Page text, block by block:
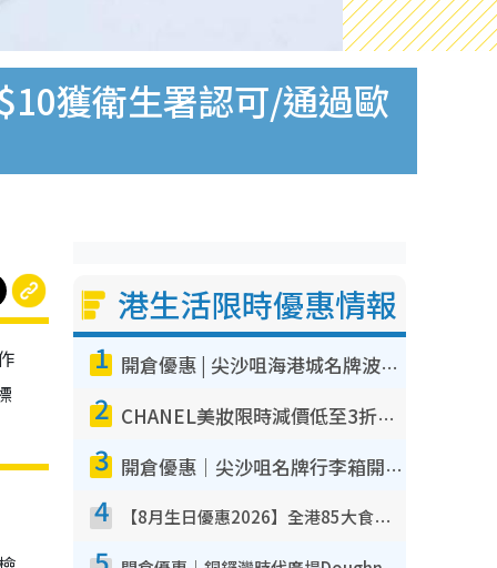
獲衛生署認可/通過歐
港生活限時優惠情報
1 開倉優惠 | 尖沙咀海港城名牌波鞋開倉低至1折！On鞋$899起／Joy&Peace鞋履$98起
2 CHANEL美妝限時減價低至3折！人氣粉底/唇膏/精華液低至$275！COCO香水都有平
3 開倉優惠｜尖沙咀名牌行李箱開倉低至4折！一連5日 American Tourister/ace./Hallmark $200起！
4 【8月生日優惠2026】全港85大食買玩著數攻略 自助餐/火鍋放題同行免費＋誠品/DONKI送現金券